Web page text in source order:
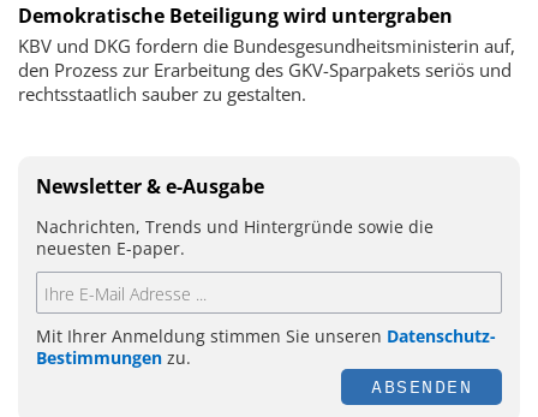
Demokratische Beteiligung wird untergraben
KBV und DKG fordern die Bundesgesundheitsministerin auf,
den Prozess zur Erarbeitung des GKV-Sparpakets seriös und
rechtsstaatlich sauber zu gestalten.
Newsletter & e-Ausgabe
Nachrichten, Trends und Hintergründe sowie die
neuesten E-paper.
Mit Ihrer Anmeldung stimmen Sie unseren Datenschutz-
Bestimmungen zu.
ABSENDEN